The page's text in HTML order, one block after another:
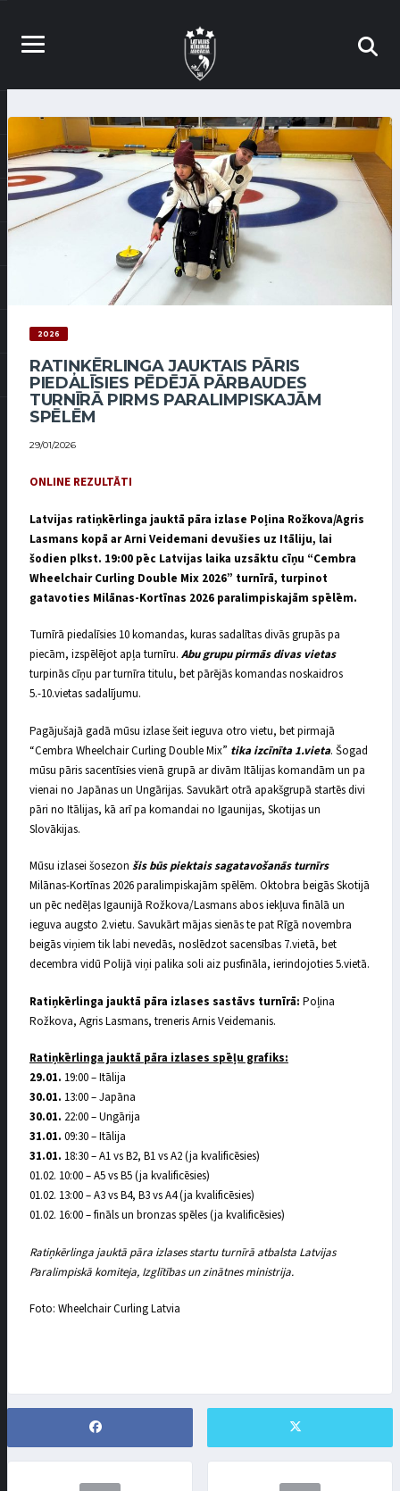
2026
RATIŅKĒRLINGA JAUKTAIS PĀRIS
PIEDALĪSIES PĒDĒJĀ PĀRBAUDES
TURNĪRĀ PIRMS PARALIMPISKAJĀM
SPĒLĒM
29/01/2026
ONLINE REZULTĀTI
Latvijas ratiņkērlinga jauktā pāra izlase Poļina Rožkova/Agris
Lasmans kopā ar Arni Veidemani devušies uz Itāliju, lai
šodien plkst. 19:00 pēc Latvijas laika uzsāktu cīņu “Cembra
Wheelchair Curling Double Mix 2026” turnīrā, turpinot
gatavoties Milānas-Kortīnas 2026 paralimpiskajām spēlēm.
Turnīrā piedalīsies 10 komandas, kuras sadalītas divās grupās pa
piecām, izspēlējot apļa turnīru. Abu grupu pirmās divas vietas
turpinās cīņu par turnīra titulu, bet pārējās komandas noskaidros
5.-10.vietas sadalījumu.
Pagājušajā gadā mūsu izlase šeit ieguva otro vietu, bet pirmajā
“Cembra Wheelchair Curling Double Mix” tika izcīnīta 1.vieta. Šogad
mūsu pāris sacentīsies vienā grupā ar divām Itālijas komandām un pa
vienai no Japānas un Ungārijas. Savukārt otrā apakšgrupā startēs divi
pāri no Itālijas, kā arī pa komandai no Igaunijas, Skotijas un
Slovākijas.
Mūsu izlasei šosezon šis būs piektais sagatavošanās turnīrs
Milānas-Kortīnas 2026 paralimpiskajām spēlēm. Oktobra beigās Skotijā
un pēc nedēļas Igaunijā Rožkova/Lasmans abos iekļuva finālā un
ieguva augsto 2.vietu. Savukārt mājas sienās te pat Rīgā novembra
beigās viņiem tik labi nevedās, noslēdzot sacensības 7.vietā, bet
decembra vidū Polijā viņi palika soli aiz pusfināla, ierindojoties 5.vietā.
Ratiņkērlinga jauktā pāra izlases sastāvs turnīrā: Poļina
Rožkova, Agris Lasmans, treneris Arnis Veidemanis.
Ratiņkērlinga jauktā pāra izlases spēļu grafiks:
29.01. 19:00 – Itālija
30.01. 13:00 – Japāna
30.01. 22:00 – Ungārija
31.01. 09:30 – Itālija
31.01. 18:30 – A1 vs B2, B1 vs A2 (ja kvalificēsies)
01.02. 10:00 – A5 vs B5 (ja kvalificēsies)
01.02. 13:00 – A3 vs B4, B3 vs A4 (ja kvalificēsies)
01.02. 16:00 – fināls un bronzas spēles (ja kvalificēsies)
Ratiņkērlinga jauktā pāra izlases startu turnīrā atbalsta Latvijas
Paralimpiskā komiteja, Izglītības un zinātnes ministrija.
Foto: Wheelchair Curling Latvia